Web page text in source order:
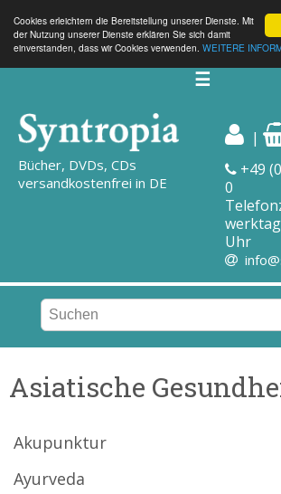
Cookies erleichtern die Bereitstellung unserer Dienste. Mit
der Nutzung unserer Dienste erklären Sie sich damit
einverstanden, dass wir Cookies verwenden. WEITERE
☰
Bücher, DVDs, CDs
versandkostenfrei in DE
|
+49
0
Uhr
Asiatische
Akupunktur
Ayurveda